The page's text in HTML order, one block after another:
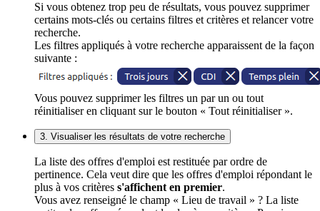
Si vous obtenez trop peu de résultats, vous pouvez supprimer
certains mots-clés ou certains filtres et critères et relancer votre
recherche.
Les filtres appliqués à votre recherche apparaissent de la façon
suivante :
Vous pouvez supprimer les filtres un par un ou tout
réinitialiser en cliquant sur le bouton « Tout réinitialiser ».
3. Visualiser les résultats de votre recherche
La liste des offres d'emploi est restituée par ordre de
pertinence. Cela veut dire que les offres d'emploi répondant le
plus à vos critères s'affichent en premier.
Vous avez renseigné le champ « Lieu de travail » ? La liste